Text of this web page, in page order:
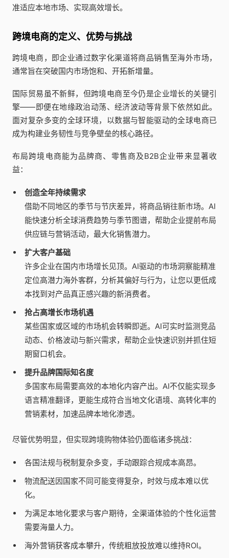
准适应本地市场、实现高效增长。
跨境电商的定义、优势与挑战
跨境电商，即企业通过数字化渠道将商品销售至海外市场，
通常旨在突破国内市场饱和、开拓新增量。
国际贸易虽不新鲜，但跨境电商至今仍是企业增长的关键引
擎——即便在地缘政治动荡、经济波动等背景下依然如此。
面对复杂多变的全球环境，以数据与智能驱动的全球电商已
成为构建业务韧性与竞争壁垒的核心路径。
布局跨境电商能为品牌商、零售商及B2B企业带来显著收
益：
创造全年持续需求
借助不同地区的季节与节庆差异，将商品销往新市场。AI
能快速分析全球消费趋势与季节图谱，帮助企业提前布局
供应链与营销活动，最大化销售潜力。
扩大客户基础
许多企业在国内市场增长见顶。AI驱动的市场洞察能精准
定位高潜力海外客群，分析其偏好与行为，让您以更低成
本找到对产品真正感兴趣的新消费者。
抢占高增长市场机遇
某些国家或区域的市场机会转瞬即逝。AI可实时监测竞品
动态、价格波动与新兴需求，帮助企业快速识别并抓住短
期窗口机会。
提升品牌国际知名度
多国家布局需要高效的本地化内容产出。AI不仅能实现多
语言精准翻译，更能生成符合当地文化语境、高转化率的
营销素材，加速品牌本地化渗透。
尽管优势明显，但实现跨境购物体验仍面临诸多挑战：
各国法规与税制复杂多变，手动跟踪合规成本高昂。
物流配送因国家不同可能变得复杂，时效与成本难以优
化。
为满足本地化要求与客户期待，全渠道体验的个性化运营
需要海量人力。
海外营销获客成本攀升，传统粗放投放难以维持ROI。